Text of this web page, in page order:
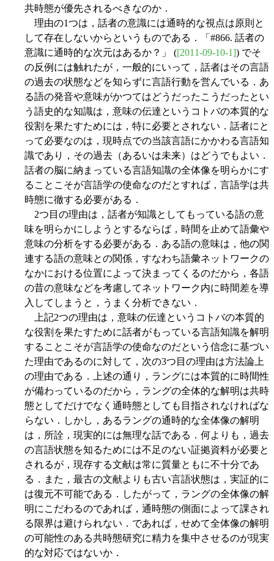
共時態が優先されるべきなのか．
理由の1つは，話者の意識には通時的な視点は原則と
して存在しないからというものである．「#866. 話者の
意識に通時的な次元はあるか？」 ([2011-09-10-1]) でそ
の反例には触れたが，一般的にいって，話者はその言語
の過去の状態などを知らずに言語行動を営んでいる．あ
る語の発音や意味がかつてはどうだったこうだったとい
う語史的な知識は，意味の伝達というコトバの本質的な
役割を果たすためには，特に必要とされない．話者にと
って必要なのは，現時点での当該言語にかかわる言語知
識であり，その過去（あるいは未来）はどうでもよい．
話者の脳に納まっている言語知識の全体像を明らかにす
ることこそが言語学の使命なのだとすれば，言語学は共
時態に徹する必要がある．
2つ目の理由は，話者が知識としてもっている語の意
味を明らかにしようとするならば，時間を止めて語彙や
意味の分析をする必要がある．ある語の意味は，他の関
連する語の意味との関係，すなわち語彙ネットワークの
なかにおける位置によって決まってくるのだから，各語
の昔の意味などを考慮してネットワーク内に時間差を導
入してしまうと，うまく分析できない．
上記2つの理由は，意味の伝達というコトバの本質的
な役割を果たすために話者がもっている言語知識を解明
することこそが言語学の使命なのだという信念に基づい
た理由であるのに対して，次の3つ目の理由は方法論上
の理由である．上述の通り，ラングには本質的に時間性
が備わっているのだから，ラングの全体的な解明は共時
態としてだけでなく通時態としても目指されなければな
らない．しかし，あるラングの通時的な全体像の解明
は，所詮，現実的には無理な話である．何よりも，過去
の言語状態を知るためには不足のない証拠資料が必要と
されるが，現存する文献は常に質量ともに不十分であ
る．また，最古の文献よりも古い言語状態は，実証的に
は復元不可能である．したがって，ラングの全体像の解
明にこだわるのであれば，通時態の側面によって課され
る限界は避けられない．であれば，せめて全体像の解明
の可能性のある共時態研究に精力を集中させるのが現実
的な対応ではないか．